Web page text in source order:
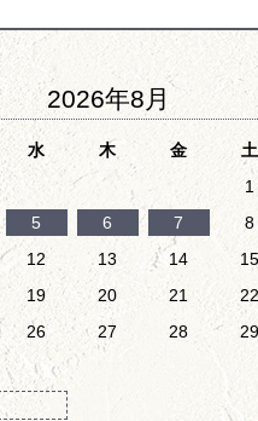
2026年8月
水 木 金 土
1
5 6 7 8
12 13 14 15
19 20 21 22
26 27 28 29